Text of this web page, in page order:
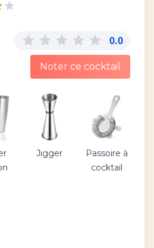
0.0
Noter ce cocktail
Jigger
Passoire à
cocktail